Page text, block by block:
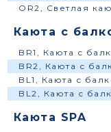
OR2, Светлая
Каюта с
BR1, Каюта с
BR2, Каюта с
BL1, Каюта с
BL2, Каюта с
Каюта SPA